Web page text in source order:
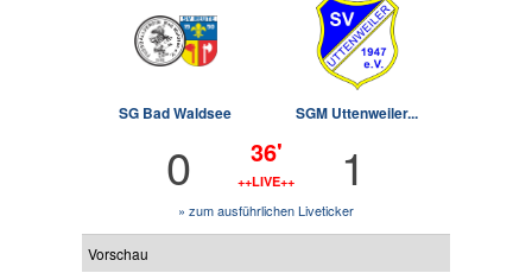
SG Bad Waldsee SGM Uttenweiler...
0 36'
++LIVE++ 1
» zum ausführlichen Liveticker
Vorschau